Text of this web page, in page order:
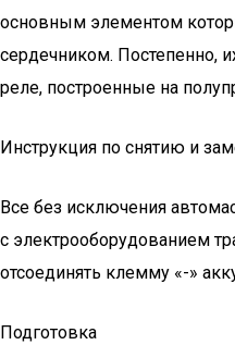
основным элементом
сердечником. Постепенно,
реле, построенные на
Инструкция по снятию и
Все без исключения
с электрооборудованием
отсоединять клемму «-»
Подготовка